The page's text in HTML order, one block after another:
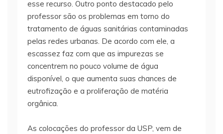
esse recurso. Outro ponto destacado pelo
professor são os problemas em torno do
tratamento de águas sanitárias contaminadas
pelas redes urbanas. De acordo com ele, a
escassez faz com que as impurezas se
concentrem no pouco volume de água
disponível, o que aumenta suas chances de
eutrofização e a proliferação de matéria
orgânica.
As colocações do professor da USP, vem de